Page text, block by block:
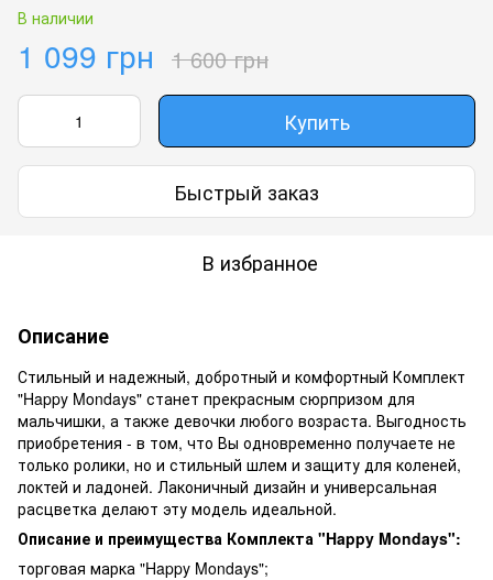
В наличии
1 099 грн 1 600 грн
Купить
Быстрый заказ
В избранное
Описание
Стильный и надежный, добротный и комфортный Комплект
"Happy Mondays" станет прекрасным сюрпризом для
мальчишки, а также девочки любого возраста. Выгодность
приобретения - в том, что Вы одновременно получаете не
только ролики, но и стильный шлем и защиту для коленей,
локтей и ладоней. Лаконичный дизайн и универсальная
расцветка делают эту модель идеальной.
Описание и преимущества Комплекта "Happy Mondays":
торговая марка "Happy Mondays";